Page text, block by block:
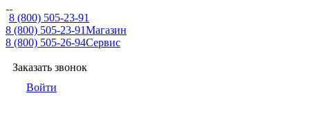
8 (800) 505-23-91
8 (800) 505-23-91Магазин
8 (800) 505-26-94Сервис
Заказать звонок
Войти